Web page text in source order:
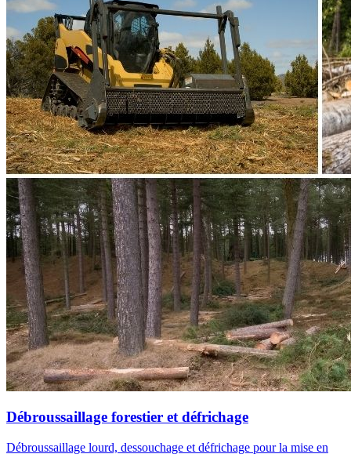
Débroussaillage forestier et défrichage
Débroussaillage lourd, dessouchage et défrichage pour la mise en